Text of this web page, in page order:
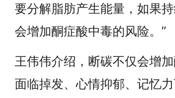
要分解脂肪产生能量，如果
会增加酮症酸中毒的风险。”
王伟伟介绍，断碳不仅会增
面临掉发、心情抑郁、记忆